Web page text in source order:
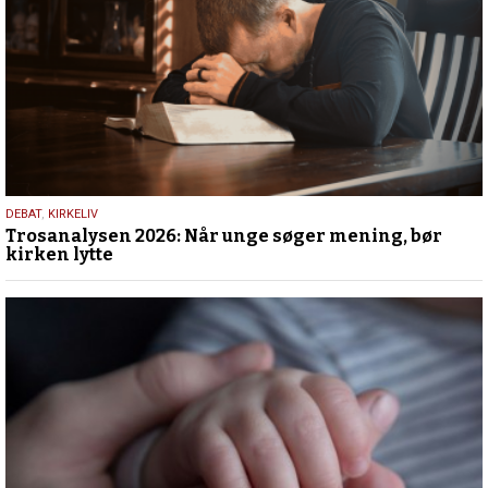
2.
juni
2026
DEBAT, KIRKELIV
Trosanalysen 2026: Når unge søger mening, bør
kirken lytte